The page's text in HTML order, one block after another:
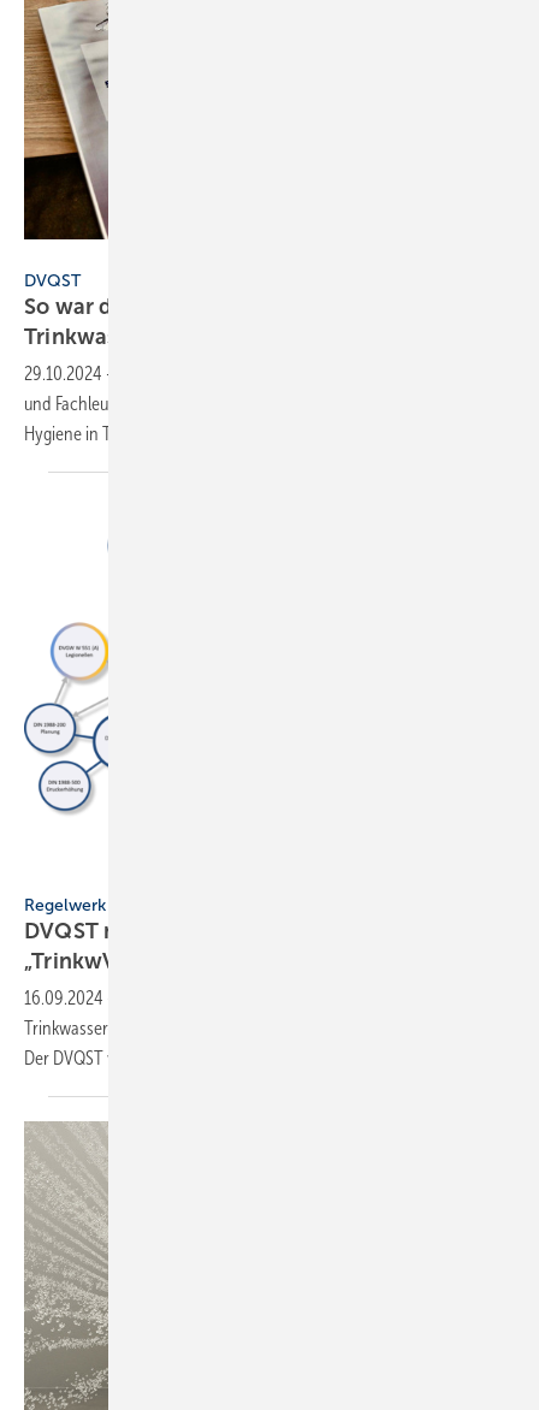
DVQST
So war die Sachverständigen-Tagung zur
Trinkwasser­hygiene
29.10.2024 -
und Fachleuten über technische Herausforderungen rund um die
Hygiene in Trinkwasser-Installationen
Regelwerk
DVQST nimmt Stellung zur
„TrinkwV-Ver­bände­in­for­mation“
16.09.2024
Trinkwasser-Installationen auf Basis von Normen und Regelwerken.
Der DVQST weist auf Lücken